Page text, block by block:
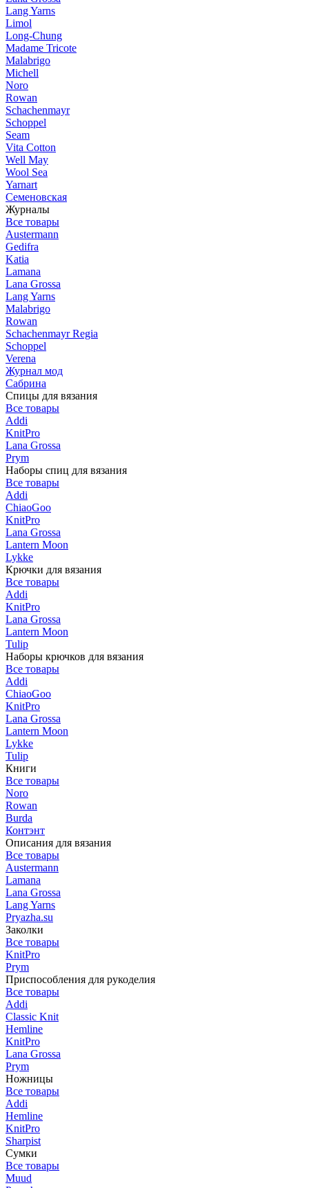
Lang Yarns
Limol
Long-Chung
Madame Tricote
Malabrigo
Michell
Noro
Rowan
Schachenmayr
Schoppel
Seam
Vita Cotton
Well May
Wool Sea
Yarnart
Семеновская
Журналы
Все товары
Austermann
Gedifra
Katia
Lamana
Lana Grossa
Lang Yarns
Malabrigo
Rowan
Schachenmayr Regia
Schoppel
Verena
Журнал мод
Сабрина
Спицы для вязания
Все товары
Addi
KnitPro
Lana Grossa
Prym
Наборы спиц для вязания
Все товары
Addi
ChiaoGoo
KnitPro
Lana Grossa
Lantern Moon
Lykke
Крючки для вязания
Все товары
Addi
KnitPro
Lana Grossa
Lantern Moon
Tulip
Наборы крючков для вязания
Все товары
Addi
ChiaoGoo
KnitPro
Lana Grossa
Lantern Moon
Lykke
Tulip
Книги
Все товары
Noro
Rowan
Burda
Контэнт
Описания для вязания
Все товары
Austermann
Lamana
Lana Grossa
Lang Yarns
Pryazha.su
Заколки
Все товары
KnitPro
Prym
Приспособления для рукоделия
Все товары
Addi
Classic Knit
Hemline
KnitPro
Lana Grossa
Prym
Ножницы
Все товары
Addi
Hemline
KnitPro
Sharpist
Сумки
Все товары
Muud